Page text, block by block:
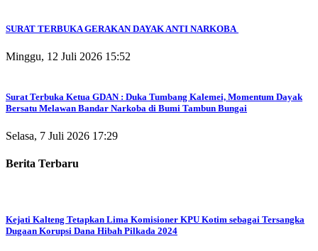
SURAT TERBUKA GERAKAN DAYAK ANTI NARKOBA
Minggu, 12 Juli 2026 15:52
Surat Terbuka Ketua GDAN : Duka Tumbang Kalemei, Momentum Dayak
Bersatu Melawan Bandar Narkoba di Bumi Tambun Bungai
Selasa, 7 Juli 2026 17:29
Berita Terbaru
Kejati Kalteng Tetapkan Lima Komisioner KPU Kotim sebagai Tersangka
Dugaan Korupsi Dana Hibah Pilkada 2024